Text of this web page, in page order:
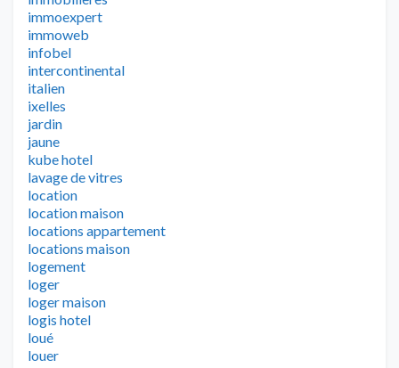
immoexpert
immoweb
infobel
intercontinental
italien
ixelles
jardin
jaune
kube hotel
lavage de vitres
location
location maison
locations appartement
locations maison
logement
loger
loger maison
logis hotel
loué
louer